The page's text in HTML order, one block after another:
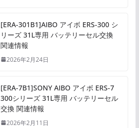
[ERA-301B1]AIBO アイボ ERS-300 シ
リーズ 31L専用 バッテリーセル交換
関連情報
2026年2月24日
[ERA-7B1]SONY AIBO アイボ ERS-7
300シリーズ 31L専用 バッテリーセル
交換 関連情報
2026年2月11日